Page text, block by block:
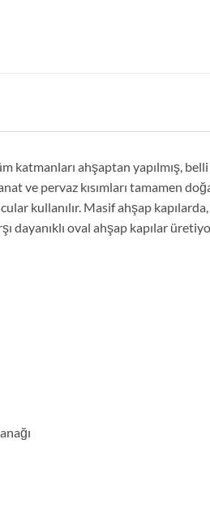
katmanları ahşaptan yapılmış,
ve pervaz kısımları tamamen
kullanılır. Masif ahşap kapılarda,
dayanıklı oval ahşap kapılar